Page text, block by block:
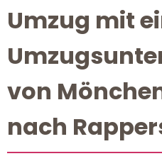
Umzug mit
von
nach